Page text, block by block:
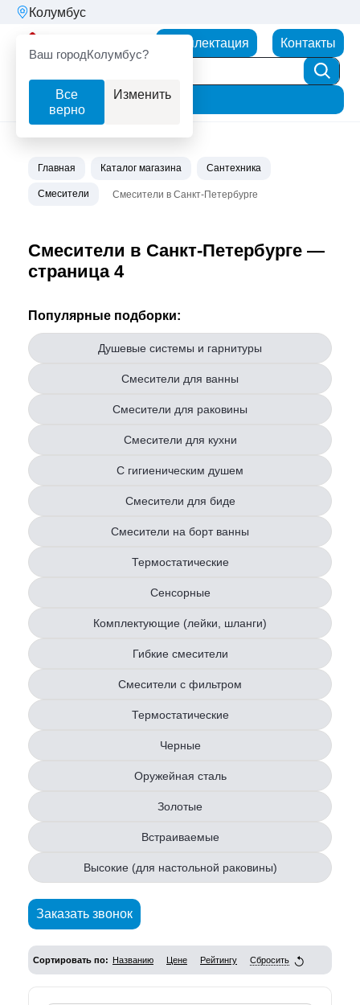
Колумбус
Ваш городКолумбус?
Все
верно
Изменить
Комплектация Контакты
Фильтр
Главная Каталог магазина Сантехника
Смесители Смесители в Санкт-Петербурге
Смесители в Санкт-Петербурге —
страница 4
Популярные подборки:
Душевые системы и гарнитуры
Смесители для ванны
Смесители для раковины
Смесители для кухни
С гигиеническим душем
Смесители для биде
Смесители на борт ванны
Термостатические
Сенсорные
Комплектующие (лейки, шланги)
Гибкие смесители
Смесители с фильтром
Термостатические
Черные
Оружейная сталь
Золотые
Встраиваемые
Высокие (для настольной раковины)
Заказать звонок
Сортировать по: Названию Цене Рейтингу Сбросить